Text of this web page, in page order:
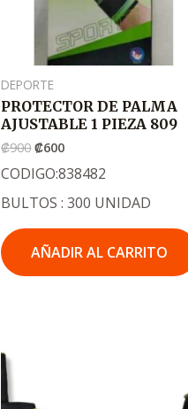
DEPORTE
PROTECTOR DE PALMA
AJUSTABLE 1 PIEZA 809
₡900 ₡600
CODIGO:838482
BULTOS : 300 UNIDAD
AÑADIR AL CARRITO